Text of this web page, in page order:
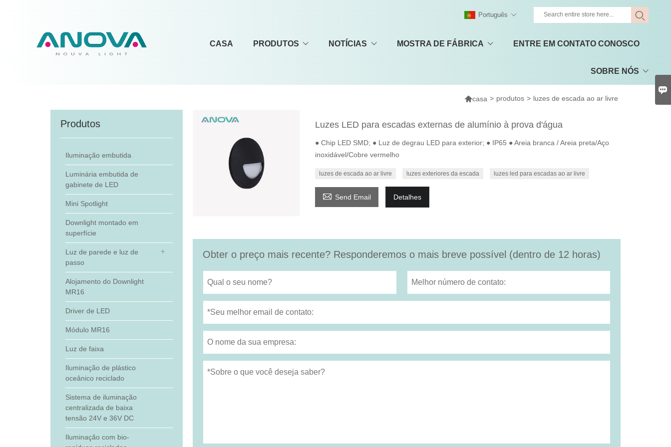
CASA PRODUTOS NOTÍCIAS MOSTRA DE FÁBRICA ENTRE EM CONTATO CONOSCO
SOBRE NÓS
Português
casa > produtos > luzes de escada ao ar livre
Produtos
Iluminação embutida
Luminária embutida de
gabinete de LED
Mini Spotlight
Downlight montado em
superfície
Luz de parede e luz de
passo
Alojamento do Downlight
MR16
Driver de LED
Módulo MR16
Luz de faixa
Iluminação de plástico
oceânico reciclado
Sistema de iluminação
centralizada de baixa
tensão 24V e 36V DC
Iluminação com bio-
Luzes LED para escadas externas de alumínio à prova d'água
● Chip LED SMD; ● Luz de degrau LED para exterior; ● IP65 ● Areia branca / Areia preta/Aço
inoxidável/Cobre vermelho
luzes de escada ao ar livre luzes exteriores da escada luzes led para escadas ao ar livre
 Send Email Detalhes
Obter o preço mais recente? Responderemos o mais breve possível (dentro de 12 horas)
